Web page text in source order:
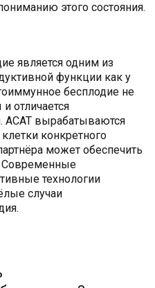
этого состояния.
является одним из
функции как у
бесплодие не
отличается
АСАТ вырабатываются
конкретного
может обеспечить
Современные
технологии
случаи